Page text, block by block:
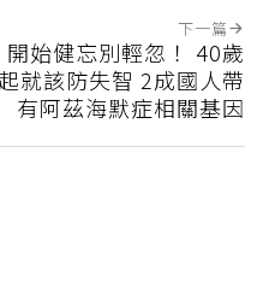
下一篇
開始健忘別輕忽！ 40歲
起就該防失智 2成國人帶
有阿茲海默症相關基因